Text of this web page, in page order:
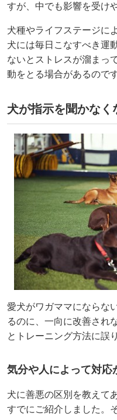
すが、中でも影響を受け
犬種やライフステージに
犬には毎日こなすべき運
ないとストレスが溜まっ
動をとる場合があるのです
犬が指示を聞かな
愛犬がワガママにならな
るのに、一向に改善され
とトレーニング方法に誤
気分や人によって対応
犬に善悪の区別を教えて
すでにご紹介しました。